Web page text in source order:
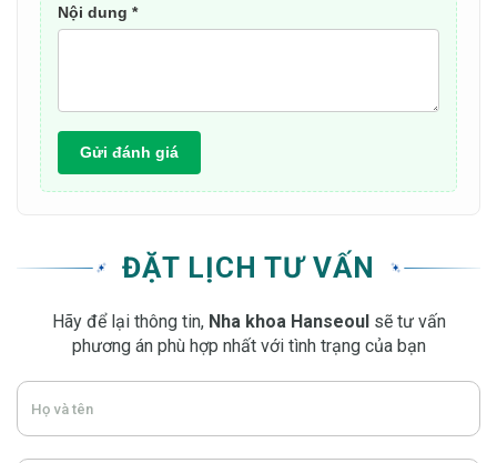
Nội dung *
Gửi đánh giá
ĐẶT LỊCH TƯ VẤN
Hãy để lại thông tin, Nha khoa Hanseoulsẽ tư vấn
phương án phù hợp nhất với tình trạng của bạn